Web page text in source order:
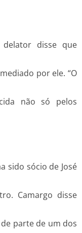
disse que
por ele. “O
não só pelos
sido sócio de José
Camargo disse
parte de um dos